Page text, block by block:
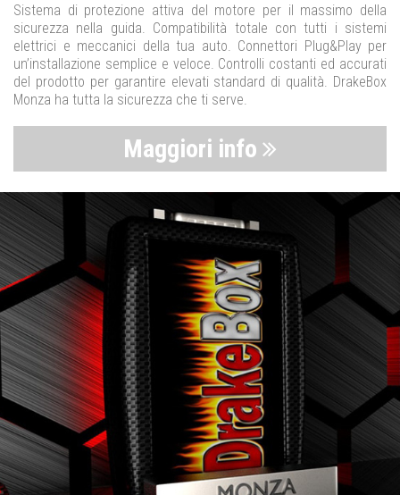
Sistema di protezione attiva del motore per il massimo della
sicurezza nella guida. Compatibilità totale con tutti i sistemi
elettrici e meccanici della tua auto. Connettori Plug&Play per
un’installazione semplice e veloce. Controlli costanti ed accurati
del prodotto per garantire elevati standard di qualità. DrakeBox
Monza ha tutta la sicurezza che ti serve.
Maggiori info